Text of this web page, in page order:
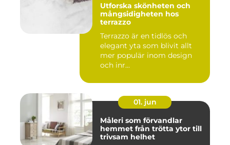
Utforska skönheten och
mångsidigheten hos
terrazzo
Terrazzo är en tidlös och
elegant yta som blivit allt
mer populär inom design
och inr...
01. jun
Måleri som förvandlar
hemmet från trötta ytor till
trivsam helhet